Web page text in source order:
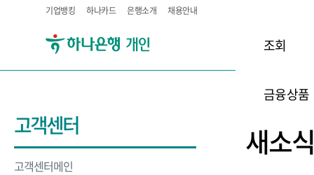
기업뱅킹 하나카드 은행소개 채용안내
조회
금융상품
고객센터
고객센터메인
새소식